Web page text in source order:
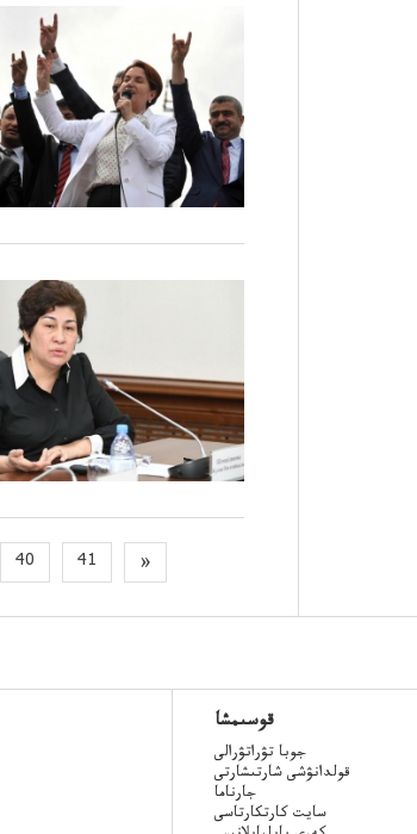
40 41 »
قوسىمشا
جوبا تۋراتۋرالى
قولدانۋشى شارتىشارتى
جارناما
سايت كارتكارتاسى